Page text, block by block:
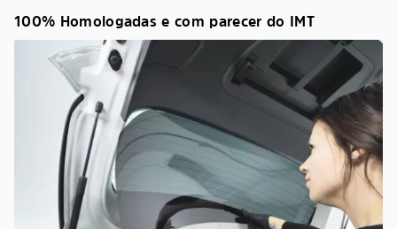
100% Homologadas e com parecer do IMT